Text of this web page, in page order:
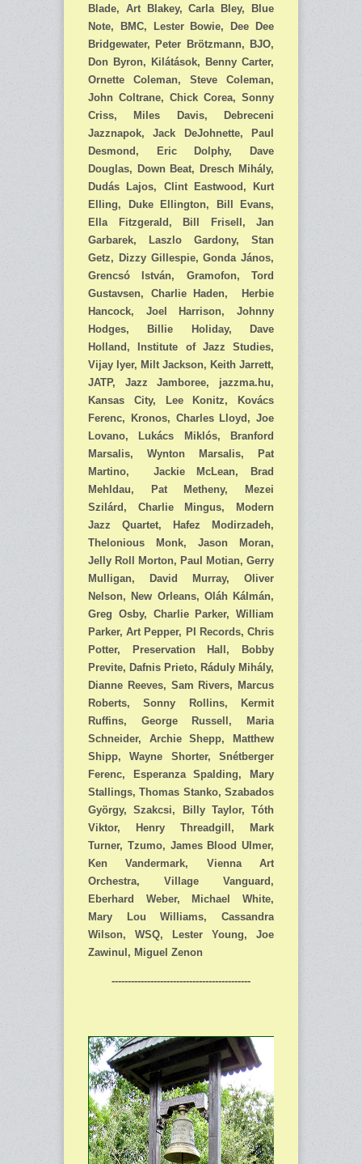
Blade, Art Blakey, Carla Bley, Blue
Note, BMC, Lester Bowie, Dee Dee
Bridgewater, Peter Brötzmann, BJO,
Don Byron, Kilátások, Benny Carter,
Ornette Coleman, Steve Coleman,
John Coltrane, Chick Corea, Sonny
Criss, Miles Davis, Debreceni
Jazznapok, Jack DeJohnette, Paul
Desmond, Eric Dolphy, Dave
Douglas, Down Beat, Dresch Mihály,
Dudás Lajos, Clint Eastwood, Kurt
Elling, Duke Ellington, Bill Evans,
Ella Fitzgerald, Bill Frisell, Jan
Garbarek, Laszlo Gardony, Stan
Getz, Dizzy Gillespie, Gonda János,
Grencsó István, Gramofon, Tord
Gustavsen, Charlie Haden, Herbie
Hancock, Joel Harrison, Johnny
Hodges, Billie Holiday, Dave
Holland, Institute of Jazz Studies,
Vijay Iyer, Milt Jackson, Keith Jarrett,
JATP, Jazz Jamboree, jazzma.hu,
Kansas City, Lee Konitz, Kovács
Ferenc, Kronos, Charles Lloyd, Joe
Lovano, Lukács Miklós, Branford
Marsalis, Wynton Marsalis, Pat
Martino, Jackie McLean, Brad
Mehldau, Pat Metheny, Mezei
Szilárd, Charlie Mingus, Modern
Jazz Quartet, Hafez Modirzadeh,
Thelonious Monk, Jason Moran,
Jelly Roll Morton, Paul Motian, Gerry
Mulligan, David Murray, Oliver
Nelson, New Orleans, Oláh Kálmán,
Greg Osby, Charlie Parker, William
Parker, Art Pepper, PI Records, Chris
Potter, Preservation Hall, Bobby
Previte, Dafnis Prieto, Ráduly Mihály,
Dianne Reeves, Sam Rivers, Marcus
Roberts, Sonny Rollins, Kermit
Ruffins, George Russell, Maria
Schneider, Archie Shepp, Matthew
Shipp, Wayne Shorter, Snétberger
Ferenc, Esperanza Spalding, Mary
Stallings, Thomas Stanko, Szabados
György, Szakcsi, Billy Taylor, Tóth
Viktor, Henry Threadgill, Mark
Turner, Tzumo, James Blood Ulmer,
Ken Vandermark, Vienna Art
Orchestra, Village Vanguard,
Eberhard Weber, Michael White,
Mary Lou Williams, Cassandra
Wilson, WSQ, Lester Young, Joe
Zawinul, Miguel Zenon
-------------------------------------------